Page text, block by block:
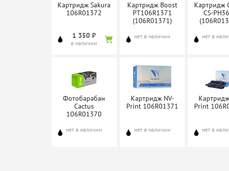
Картридж Sakura
106R01372
1 350 ₽
в наличии
Картридж Boost
PT106R1371
(106R01371)
нет в наличии
Картридж
CS-
нет в
Фотобарабан
Cactus
106R01370
нет в наличии
Картридж NV-
Print 106R01371
нет в наличии
Print
нет в